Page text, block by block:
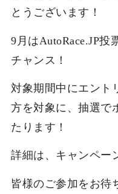
とうございます！
9月はAutoRace.JP投
チャンス！
対象期間中にエント
方を対象に、抽選で
たります！
詳細は、キャンペー
皆様のご参加をお待